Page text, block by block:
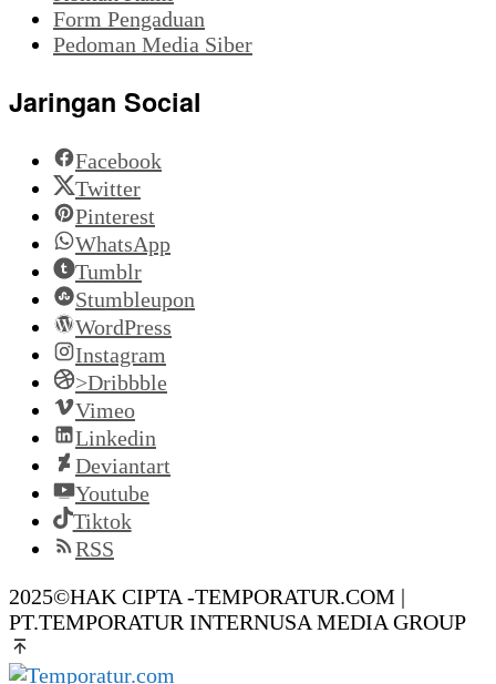
Form Pengaduan
Pedoman Media Siber
Jaringan Social
Facebook
Twitter
Pinterest
WhatsApp
Tumblr
Stumbleupon
WordPress
Instagram
>Dribbble
Vimeo
Linkedin
Deviantart
Youtube
Tiktok
RSS
2025©HAK CIPTA -TEMPORATUR.COM |
PT.TEMPORATUR INTERNUSA MEDIA GROUP